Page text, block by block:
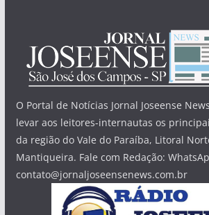
O Portal de Notícias Jornal Joseense
levar aos leitores-internautas os
da região do Vale do Paraíba, Litoral
Mantiqueira. Fale com Redação:
contato@jornaljoseensenews.com.br